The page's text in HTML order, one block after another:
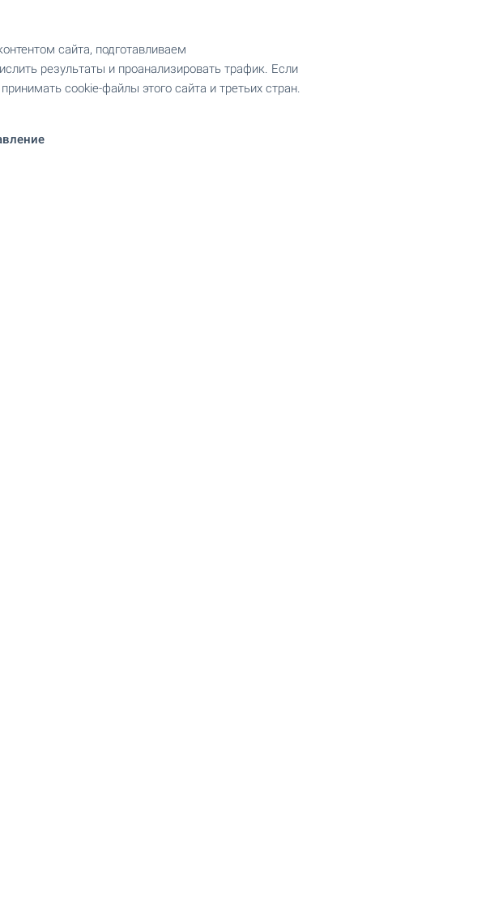
сайта, подготавливаем
результаты и проанализировать трафик. Если
cookie-файлы этого сайта и третьих стран.